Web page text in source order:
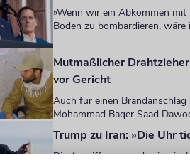
»Wenn wir ein Abkommen
Boden zu bombardieren,
Mutmaßlicher
vor Gericht
Auch für einen
Mohammad Baqer Saad
Trump zu Iran: »Die Uhr
Die Angriffe gegen das